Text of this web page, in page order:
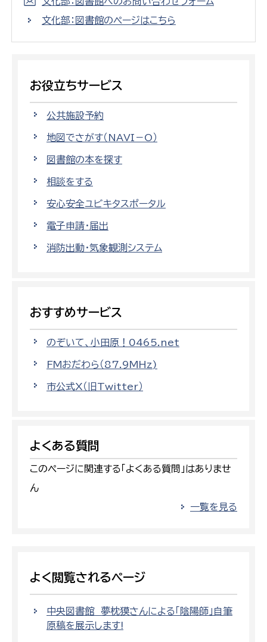
文化部：図書館のページはこちら
お役立ちサービス
公共施設予約
地図でさがす（NAVI－O）
図書館の本を探す
相談をする
安心安全ユビキタスポータル
電子申請・届出
消防出動・気象観測システム
おすすめサービス
のぞいて、小田原！0465.net
FMおだわら（87.9MHz)
市公式X（旧Twitter）
よくある質問
このページに関連する「よくある質問」はありませ
ん
一覧を見る
よく閲覧されるページ
中央図書館 夢枕獏さんによる「陰陽師」自筆
原稿を展示します!